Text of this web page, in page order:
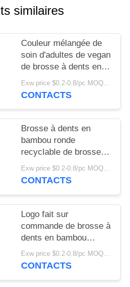
similaires
Couleur mélangée de
soin d'adultes de vegan
de brosse à dents en
bambou orale de
charbon de bois
Exw price $0.2-0.8/pc MOQ:100pcs
CONTACTS
Brosse à dents en
bambou ronde
recyclable de brosse à
dents en bambou
infusée par charbon de
Exw price $0.2-0.8/pc MOQ:100pcs
CONTACTS
Logo fait sur
commande de brosse à
dents en bambou
naturelle libre en
plastique compostable
Exw price $0.2-0.8/pc MOQ:100pcs
CONTACTS